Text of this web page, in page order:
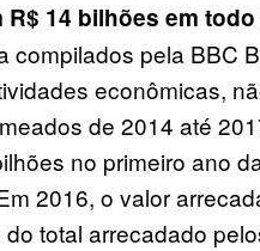
14 bilhões em
pela BBC
econômicas,
de 2014 até
no primeiro ano
2016, o valor
total arrecadado